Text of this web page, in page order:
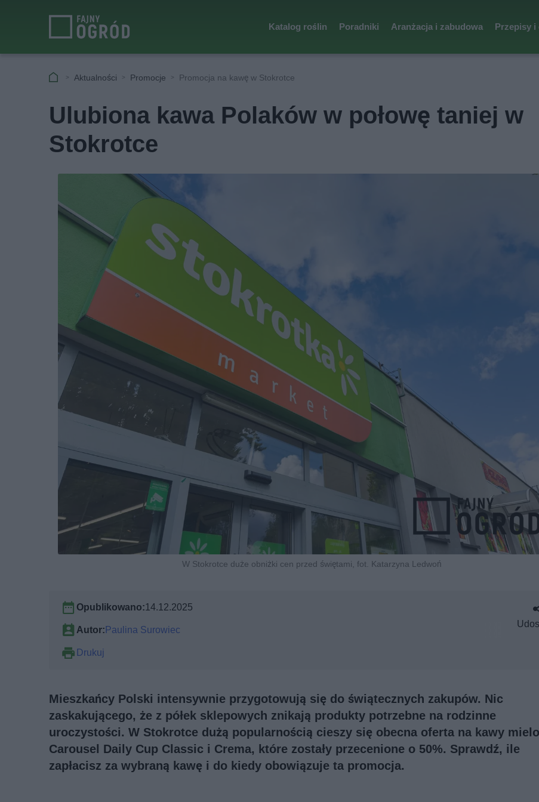
Katalog roślin Poradniki Aranżacja i zabudowa Przepisy i
Aktualności Promocje Promocja na kawę w Stokrotce
Ulubiona kawa Polaków w połowę taniej w
Stokrotce
W Stokrotce duże obniżki cen przed świętami, fot. Katarzyna Ledwoń
Opublikowano:14.12.2025
Autor:Paulina Surowiec
Drukuj
Mieszkańcy Polski intensywnie przygotowują się do świątecznych zakupów. Nic
zaskakującego, że z półek sklepowych znikają produkty potrzebne na rodzinne
uroczystości. W Stokrotce dużą popularnością cieszy się obecna oferta na kawy
Carousel Daily Cup Classic i Crema, które zostały przecenione o 50%. Sprawdź, ile
zapłacisz za wybraną kawę i do kiedy obowiązuje ta promocja.